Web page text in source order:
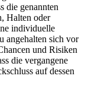
die genannten
Halten oder
individuelle
angehalten sich vor
und Risiken
die vergangene
auf dessen